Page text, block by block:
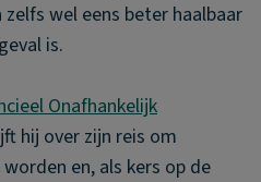
wel eens beter haalbaar
is.
Onafhankelijk
hij over zijn reis om
en, als kers op de